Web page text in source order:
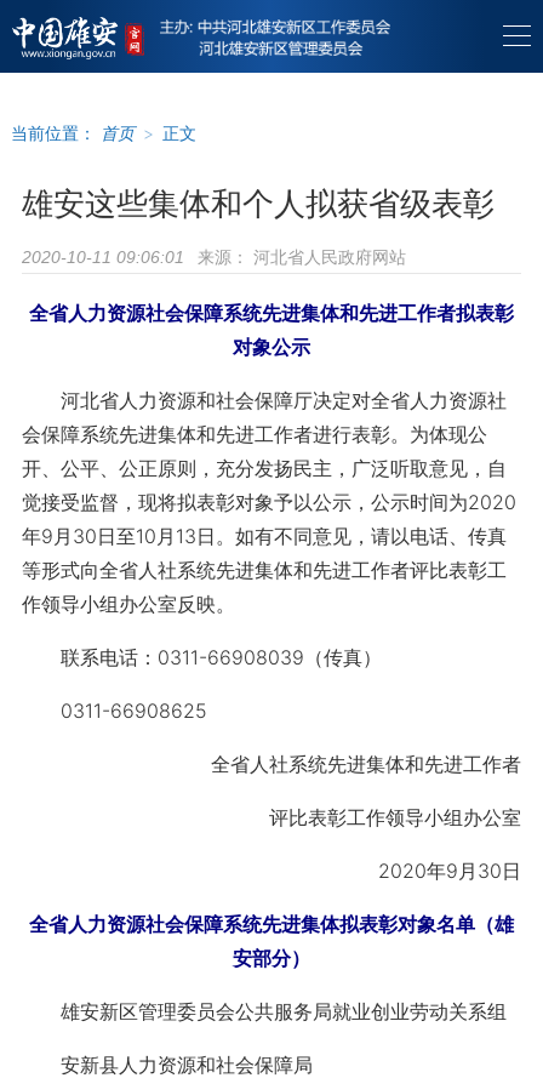
当前位置： 首页 > 正文
雄安这些集体和个人拟获省级表彰
2020-10-11 09:06:01 来源： 河北省人民政府网站
全省人力资源社会保障系统先进集体和先进工作者拟表彰
对象公示
河北省人力资源和社会保障厅决定对全省人力资源社
会保障系统先进集体和先进工作者进行表彰。为体现公
开、公平、公正原则，充分发扬民主，广泛听取意见，自
觉接受监督，现将拟表彰对象予以公示，公示时间为2020
年9月30日至10月13日。如有不同意见，请以电话、传真
等形式向全省人社系统先进集体和先进工作者评比表彰工
作领导小组办公室反映。
联系电话：0311-66908039（传真）
0311-66908625
全省人社系统先进集体和先进工作者
评比表彰工作领导小组办公室
2020年9月30日
全省人力资源社会保障系统先进集体拟表彰对象名单（雄
安部分）
雄安新区管理委员会公共服务局就业创业劳动关系组
安新县人力资源和社会保障局